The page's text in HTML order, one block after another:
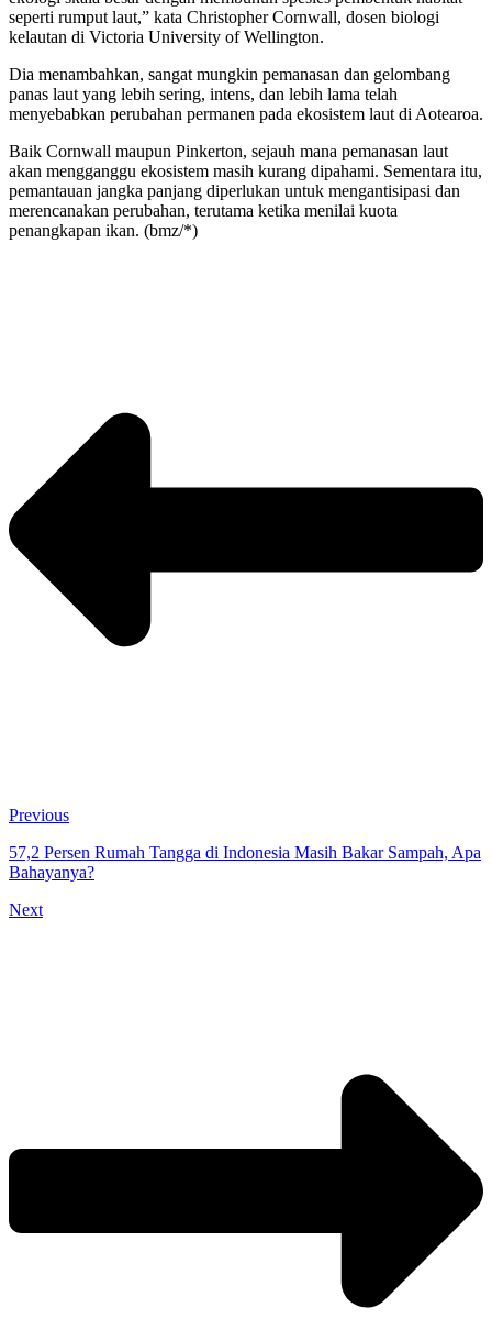
seperti rumput laut,” kata Christopher Cornwall, dosen biologi
kelautan di Victoria University of Wellington.
Dia menambahkan, sangat mungkin pemanasan dan gelombang
panas laut yang lebih sering, intens, dan lebih lama telah
menyebabkan perubahan permanen pada ekosistem laut di Aotearoa.
Baik Cornwall maupun Pinkerton, sejauh mana pemanasan laut
akan mengganggu ekosistem masih kurang dipahami. Sementara itu,
pemantauan jangka panjang diperlukan untuk mengantisipasi dan
merencanakan perubahan, terutama ketika menilai kuota
penangkapan ikan. (bmz/*)
Previous
57,2 Persen Rumah Tangga di Indonesia Masih Bakar Sampah, Apa
Bahayanya?
Next